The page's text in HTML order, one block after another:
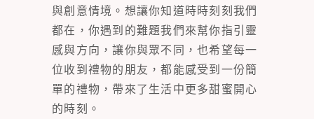
與創意情境。想讓你知道時時刻刻我們
都在，你遇到的難題我們來幫你指引靈
感與方向，讓你與眾不同，也希望每一
位收到禮物的朋友，都能感受到一份簡
單的禮物，帶來了生活中更多甜蜜開心
的時刻。